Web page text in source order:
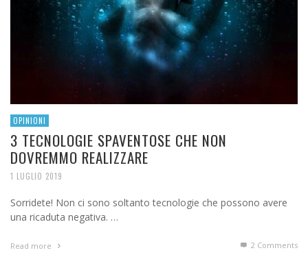
OPINIONI
3 TECNOLOGIE SPAVENTOSE CHE NON
DOVREMMO REALIZZARE
1 LUGLIO 2019
Sorridete! Non ci sono soltanto tecnologie che possono avere
una ricaduta negativa. …
Read more 2 Comments